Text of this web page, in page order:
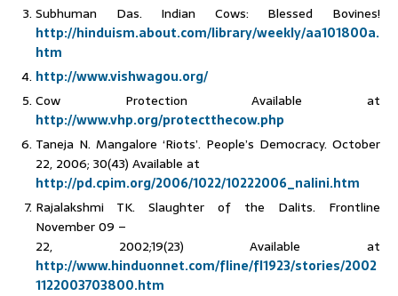
Subhuman Das. Indian Cows: Blessed Bovines!
http://hinduism.about.com/library/weekly/aa101800a.
htm
http://www.vishwagou.org/
Cow Protection Available at
http://www.vhp.org/protectthecow.php
Taneja N. Mangalore ‘Riots’. People’s Democracy. October
22, 2006; 30(43) Available at
http://pd.cpim.org/2006/1022/10222006_nalini.htm
Rajalakshmi TK. Slaughter of the Dalits. Frontline
November 09 –
22, 2002;19(23) Available at
http://www.hinduonnet.com/fline/fl1923/stories/2002
1122003703800.htm